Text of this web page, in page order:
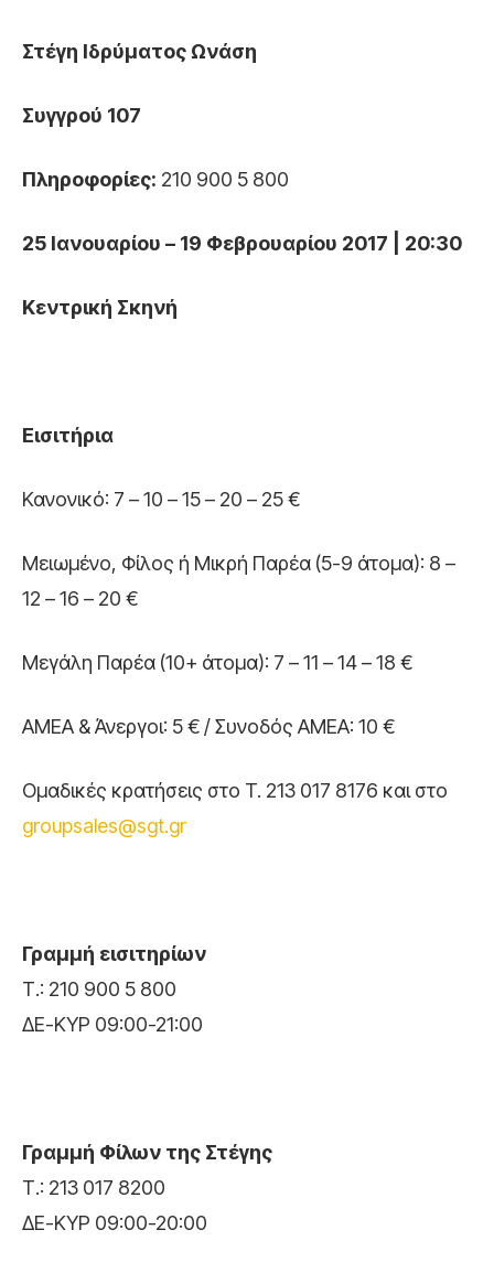
Στέγη Ιδρύματος Ωνάση
Συγγρού 107
Πληροφορίες: 210 900 5 800
25 Ιανουαρίου – 19 Φεβρουαρίου 2017 | 20:30
Κεντρική Σκηνή
Εισιτήρια
Κανονικό: 7 – 10 – 15 – 20 – 25 €
Μειωμένο, Φίλος ή Μικρή Παρέα (5-9 άτομα): 8 –
12 – 16 – 20 €
Μεγάλη Παρέα (10+ άτομα): 7 – 11 – 14 – 18 €
ΑΜΕΑ & Άνεργοι: 5 € / Συνοδός ΑΜΕΑ: 10 €
Ομαδικές κρατήσεις στο T. 213 017 8176 και στο
groupsales@sgt.gr
Γραμμή εισιτηρίων
Τ.: 210 900 5 800
ΔΕ-ΚΥΡ 09:00-21:00
Γραμμή Φίλων της Στέγης
Τ.: 213 017 8200
ΔΕ-ΚΥΡ 09:00-20:00